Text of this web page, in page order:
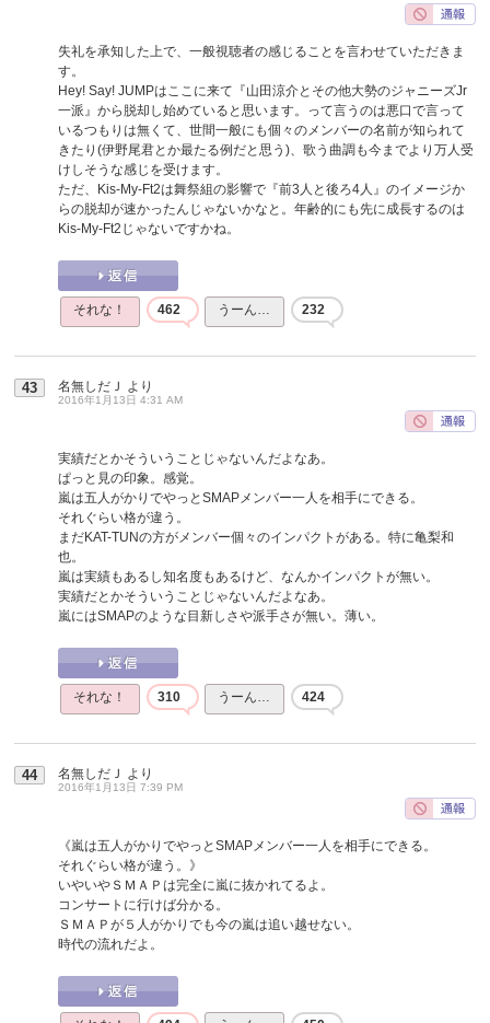
失礼を承知した上で、一般視聴者の感じることを言わせていただきま
す。
Hey! Say! JUMPはここに来て『山田涼介とその他大勢のジャニーズJr
一派』から脱却し始めていると思います。って言うのは悪口で言って
いるつもりは無くて、世間一般にも個々のメンバーの名前が知られて
きたり(伊野尾君とか最たる例だと思う)、歌う曲調も今までより万人受
けしそうな感じを受けます。
ただ、Kis-My-Ft2は舞祭組の影響で『前3人と後ろ4人』のイメージか
らの脱却が速かったんじゃないかなと。年齢的にも先に成長するのは
Kis-My-Ft2じゃないですかね。
それな！ 462 うーん… 232
43 名無しだＪ より
2016年1月13日 4:31 AM
実績だとかそういうことじゃないんだよなあ。
ぱっと見の印象。感覚。
嵐は五人がかりでやっとSMAPメンバー一人を相手にできる。
それぐらい格が違う。
まだKAT-TUNの方がメンバー個々のインパクトがある。特に亀梨和
也。
嵐は実績もあるし知名度もあるけど、なんかインパクトが無い。
実績だとかそういうことじゃないんだよなあ。
嵐にはSMAPのような目新しさや派手さが無い。薄い。
それな！ 310 うーん… 424
44 名無しだＪ より
2016年1月13日 7:39 PM
《嵐は五人がかりでやっとSMAPメンバー一人を相手にできる。
それぐらい格が違う。》
いやいやＳＭＡＰは完全に嵐に抜かれてるよ。
コンサートに行けば分かる。
ＳＭＡＰが５人がかりでも今の嵐は追い越せない。
時代の流れだよ。